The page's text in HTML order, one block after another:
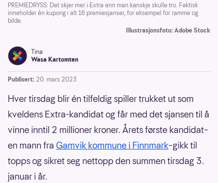
PREMIEDRYSS: Det skjer mer i Extra enn man kanskje skulle tro. Faktisk
inneholder én kupong i alt 16 premiesjanser, for eksempel for ramme og
bilde.
Illustrasjonsfoto: Adobe Stock
Tina
Wasa Kartomten
Publisert: 20. mars 2023
Hver tirsdag blir én tilfeldig spiller trukket ut som
kveldens Extra-kandidat og får med det sjansen til å
vinne inntil 2 millioner kroner. Årets første kandidat–
en mann fra Gamvik kommune i Finnmark–gikk til
topps og sikret seg nettopp den summen tirsdag 3.
januar i år.